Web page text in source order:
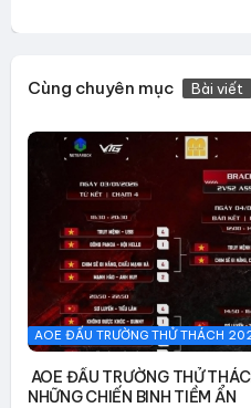
Cùng chuyên mục Bài viết
AOE ĐẤU TRƯỜNG THỬ THÁCH
AOE ĐẤU TRƯỜNG THỬ
NHỮNG CHIẾN BINH TIỀM ẨN